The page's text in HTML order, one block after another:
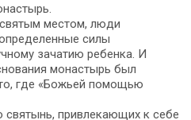
местом, люди
силы
зачатию ребенка. И
монастырь был
где «Божьей помощью
святынь, привлекающих к себе